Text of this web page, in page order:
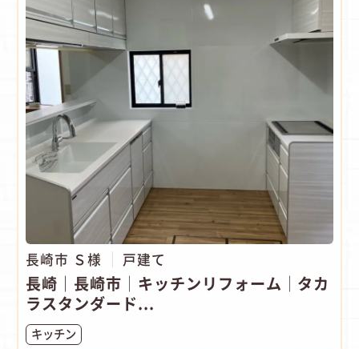
長崎市 Ｓ様 戸建て
長崎｜長崎市│キッチンリフォーム│タカ
ラスタンダード...
キッチン